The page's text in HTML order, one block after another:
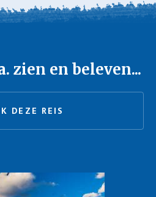
zien en beleven...
DEZE REIS